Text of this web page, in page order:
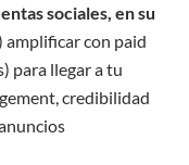
sociales, en su
amplificar con paid
para llegar a tu
credibilidad